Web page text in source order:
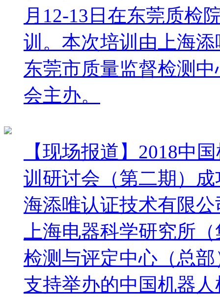
月12-13日在东莞质检
训。本次培训由上海
东莞市质量监督检测
会主办。
【现场报道】2018中
训研讨会（第二期）
海添唯认证技术有限
上海电器科学研究所
检测与评定中心（总
支持举办的中国机器